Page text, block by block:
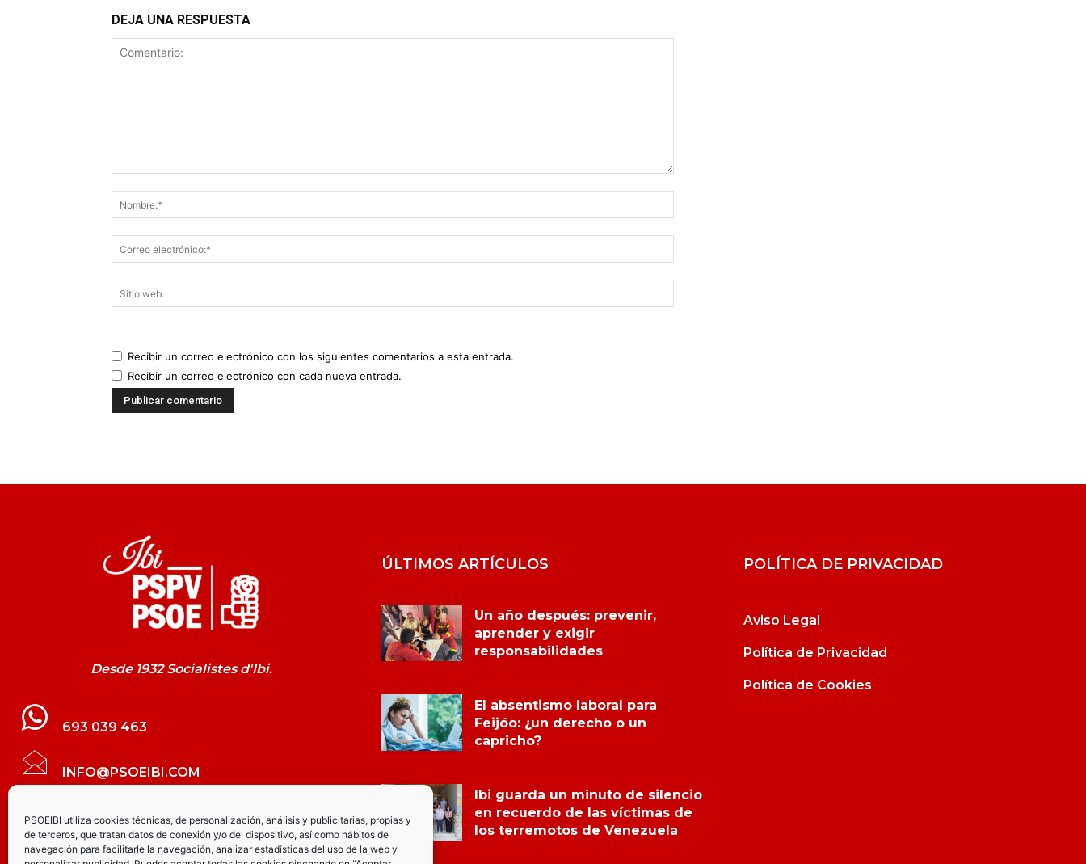
PSOEIBI utiliza cookies técnicas, de personalización, análisis y publicitarias, propias y
de terceros, que tratan datos de conexión y/o del dispositivo, así como hábitos de
navegación para facilitarle la navegación, analizar estadísticas del uso de la web y
DEJA UNA RESPUESTA
Recibir un correo electrónico con los siguientes comentarios a esta entrada.
Recibir un correo electrónico con cada nueva entrada.
Desde 1932 Socialistes d'Ibi.
693 039 463
INFO@PSOEIBI.COM
GRUPO MUNICIPAL SOCIALISTA DE IBI C/
LES ERES, 48 – 3º - DESPACHO PSOE
ÚLTIMOS ARTÍCULOS
Un año después: prevenir,
aprender y exigir
responsabilidades
El absentismo laboral para
Feijóo: ¿un derecho o un
capricho?
Ibi guarda un minuto de silencio
en recuerdo de las víctimas de
los terremotos de Venezuela
POLÍTICA DE PRIVACIDAD
Aviso Legal
Política de Privacidad
Política de Cookies